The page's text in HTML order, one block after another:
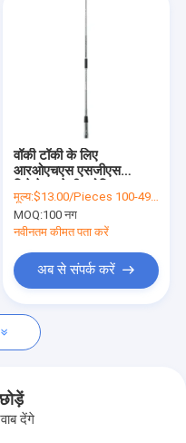
वॉकी टॉकी के लिए
आरओएचएस एसजीएस
मेगाहर्ट्ज एंटीना;
मूल्य:$13.00/Pieces 100-499 Pieces
MOQ:100 नग
नवीनतम कीमत पता करें
अब से संपर्क करें
देंगे